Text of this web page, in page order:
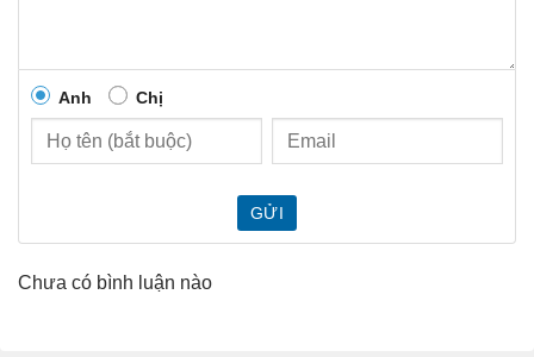
Anh Chị
GỬI
Chưa có bình luận nào